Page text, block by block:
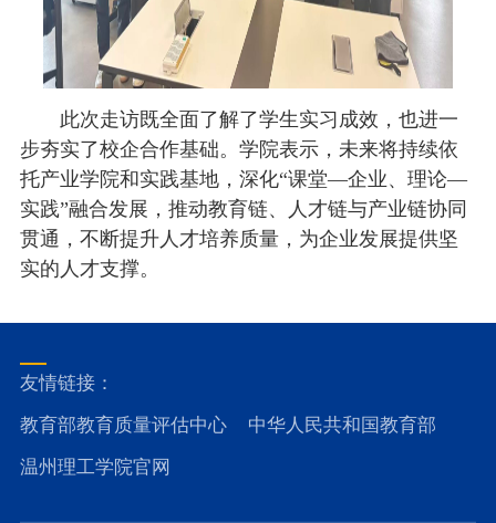
此次走访既全面了解了学生实习成效，也进一
步夯实了校企合作基础。学院表示，未来将持续依
托产业学院和实践基地，深化“课堂—企业、理论—
实践”融合发展，推动教育链、人才链与产业链协同
贯通，不断提升人才培养质量，为企业发展提供坚
实的人才支撑。
友情链接：
教育部教育质量评估中心
中华人民共和国教育部
温州理工学院官网